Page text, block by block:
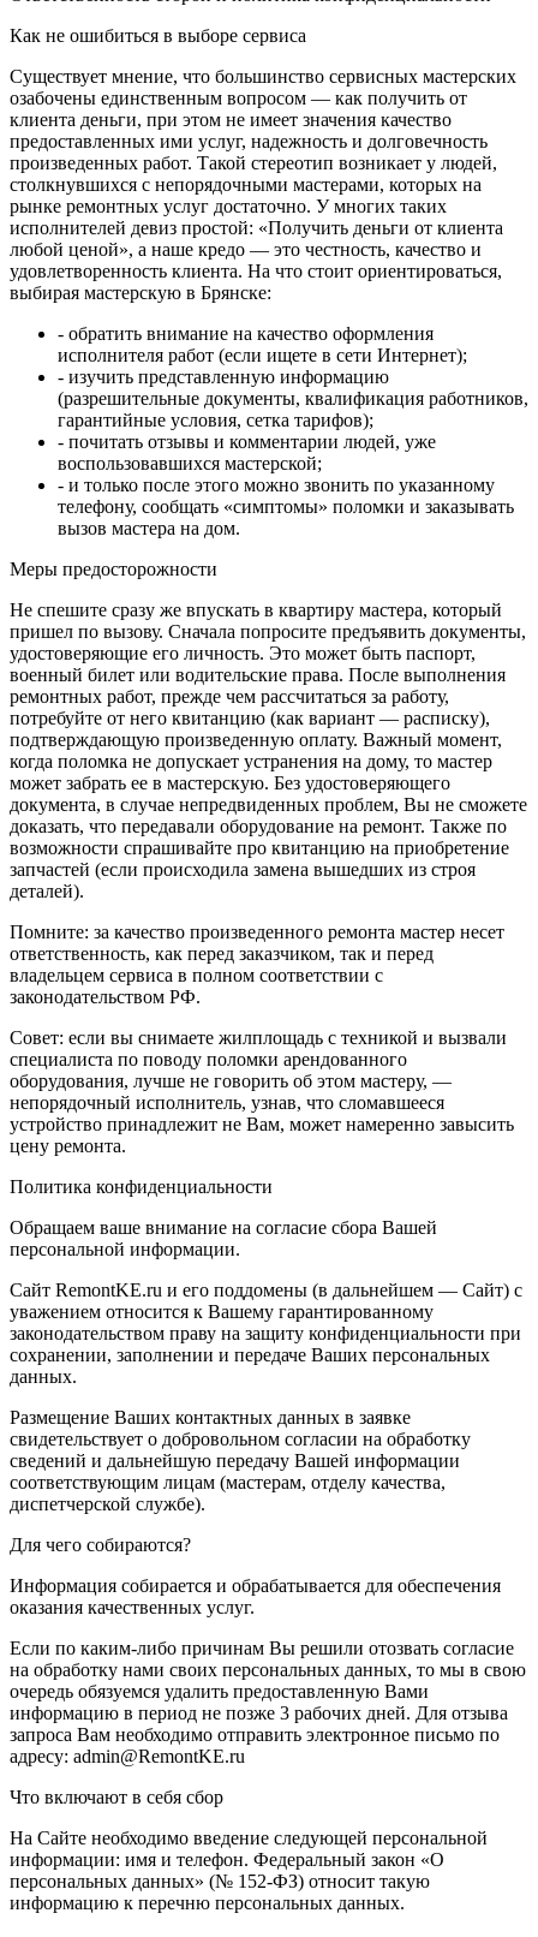
Как не ошибиться в выборе сервиса
Существует мнение, что большинство сервисных мастерских
озабочены единственным вопросом — как получить от
клиента деньги, при этом не имеет значения качество
предоставленных ими услуг, надежность и долговечность
произведенных работ. Такой стереотип возникает у людей,
столкнувшихся с непорядочными мастерами, которых на
рынке ремонтных услуг достаточно. У многих таких
исполнителей девиз простой: «Получить деньги от клиента
любой ценой», а наше кредо — это честность, качество и
удовлетворенность клиента. На что стоит ориентироваться,
выбирая мастерскую в Брянске:
- обратить внимание на качество оформления
исполнителя работ (если ищете в сети Интернет);
- изучить представленную информацию
(разрешительные документы, квалификация работников,
гарантийные условия, сетка тарифов);
- почитать отзывы и комментарии людей, уже
воспользовавшихся мастерской;
- и только после этого можно звонить по указанному
телефону, сообщать «симптомы» поломки и заказывать
вызов мастера на дом.
Меры предосторожности
Не спешите сразу же впускать в квартиру мастера, который
пришел по вызову. Сначала попросите предъявить документы,
удостоверяющие его личность. Это может быть паспорт,
военный билет или водительские права. После выполнения
ремонтных работ, прежде чем рассчитаться за работу,
потребуйте от него квитанцию (как вариант — расписку),
подтверждающую произведенную оплату. Важный момент,
когда поломка не допускает устранения на дому, то мастер
может забрать ее в мастерскую. Без удостоверяющего
документа, в случае непредвиденных проблем, Вы не сможете
доказать, что передавали оборудование на ремонт. Также по
возможности спрашивайте про квитанцию на приобретение
запчастей (если происходила замена вышедших из строя
деталей).
Помните: за качество произведенного ремонта мастер несет
ответственность, как перед заказчиком, так и перед
владельцем сервиса в полном соответствии с
законодательством РФ.
Совет: если вы снимаете жилплощадь с техникой и вызвали
специалиста по поводу поломки арендованного
оборудования, лучше не говорить об этом мастеру, —
непорядочный исполнитель, узнав, что сломавшееся
устройство принадлежит не Вам, может намеренно завысить
цену ремонта.
Политика конфиденциальности
Обращаем ваше внимание на согласие сбора Вашей
персональной информации.
Сайт RemontKE.ru и его поддомены (в дальнейшем — Сайт) с
уважением относится к Вашему гарантированному
законодательством праву на защиту конфиденциальности при
сохранении, заполнении и передаче Ваших персональных
данных.
Размещение Ваших контактных данных в заявке
свидетельствует о добровольном согласии на обработку
сведений и дальнейшую передачу Вашей информации
соответствующим лицам (мастерам, отделу качества,
диспетчерской службе).
Для чего собираются?
Информация собирается и обрабатывается для обеспечения
оказания качественных услуг.
Если по каким-либо причинам Вы решили отозвать согласие
на обработку нами своих персональных данных, то мы в свою
очередь обязуемся удалить предоставленную Вами
информацию в период не позже 3 рабочих дней. Для отзыва
запроса Вам необходимо отправить электронное письмо по
адресу: admin@RemontKE.ru
Что включают в себя сбор
На Сайте необходимо введение следующей персональной
информации: имя и телефон. Федеральный закон «О
персональных данных» (№ 152-ФЗ) относит такую
информацию к перечню персональных данных.